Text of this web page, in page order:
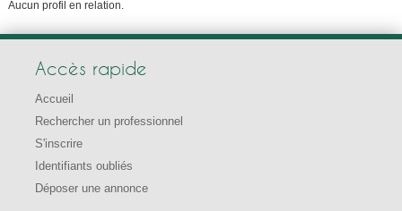
Aucun profil en relation.
Accès rapide
Accueil
Rechercher un professionnel
S'inscrire
Identifiants oubliés
Déposer une annonce